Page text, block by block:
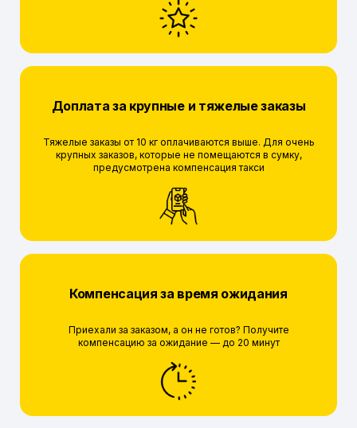
Доплата за крупные и тяжелые заказы
Тяжелые заказы от 10 кг оплачиваются выше. Для очень
крупных заказов, которые не помещаются в сумку,
предусмотрена компенсация такси
Компенсация за время ожидания
Приехали за заказом, а он не готов? Получите
компенсацию за ожидание — до 20 минут